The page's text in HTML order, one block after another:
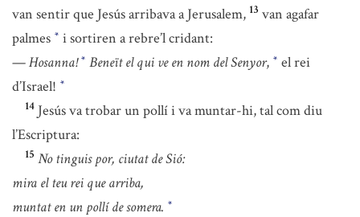
van sentir que Jesús arribava a Jerusalem, 13 van agafar
palmes * i sortiren a rebre’l cridant:
—Hosanna! * Beneït el qui ve en nom del Senyor, * el rei
d’Israel! *
14 Jesús va trobar un pollí i va muntar-hi, tal com diu
l’Escriptura:
15 No tinguis por, ciutat de Sió:
mira el teu rei que arriba,
muntat en un pollí de somera. *